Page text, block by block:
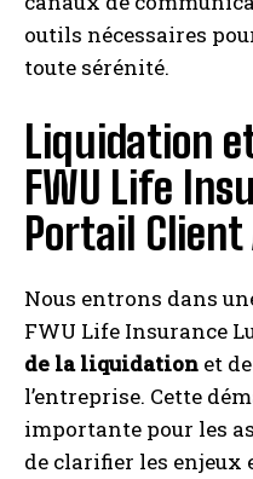
outils nécessaires
toute sérénité.
Liquidation
FWU Life
Portail
Nous entrons dans
FWU Life Insurance
de la liquidation et
l’entreprise. Cette
importante pour les
de clarifier les enjeux